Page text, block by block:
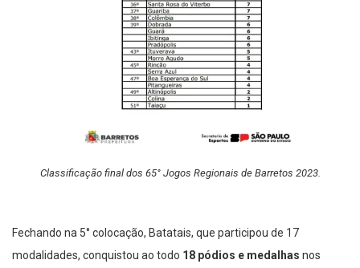
Classificação final dos 65° Jogos Regionais de Barretos 2023.
Fechando na 5° colocação, Batatais, que participou de 17
modalidades, conquistou ao todo 18 pódios e medalhas nos